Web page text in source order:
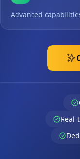
Advanced